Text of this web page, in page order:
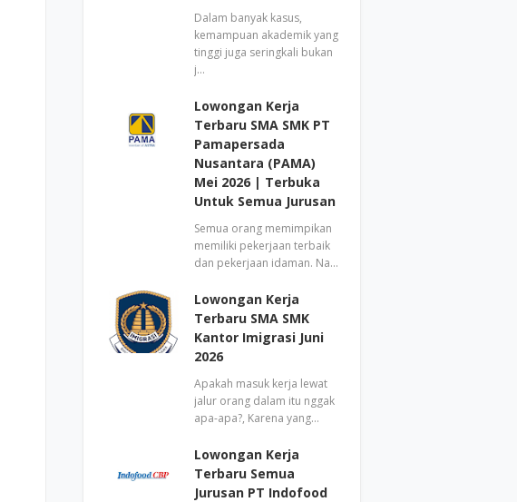
Dalam banyak kasus,
kemampuan akademik yang
tinggi juga seringkali bukan
j…
Lowongan Kerja
Terbaru SMA SMK PT
Pamapersada
Nusantara (PAMA)
Mei 2026 | Terbuka
Untuk Semua Jurusan
Semua orang memimpikan
memiliki pekerjaan terbaik
dan pekerjaan idaman. Na…
Lowongan Kerja
Terbaru SMA SMK
Kantor Imigrasi Juni
2026
Apakah masuk kerja lewat
jalur orang dalam itu nggak
apa-apa?, Karena yang…
Lowongan Kerja
Terbaru Semua
Jurusan PT Indofood